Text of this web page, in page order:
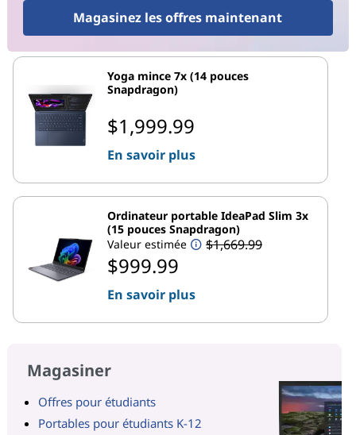
Magasinez les offres maintenant
Yoga mince 7x (14 pouces
Snapdragon)
$1,999.99
En savoir plus
Ordinateur portable IdeaPad Slim 3x
(15 pouces Snapdragon)
Valeur estimée
$1,669.99
$999.99
En savoir plus
Magasiner
Offres pour étudiants
Portables pour étudiants K-12